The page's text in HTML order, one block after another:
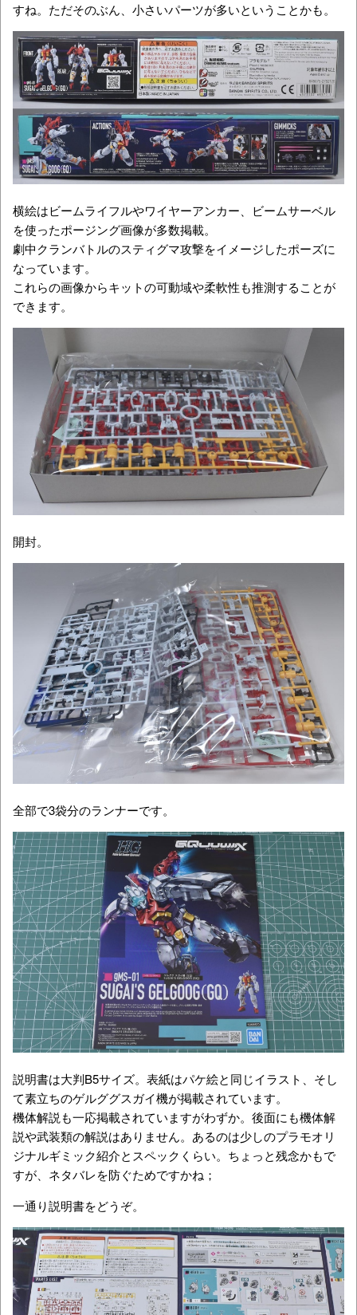
すね。ただそのぶん、小さいパーツが多いということかも。
横絵はビームライフルやワイヤーアンカー、ビームサーベル
を使ったポージング画像が多数掲載。
劇中クランバトルのスティグマ攻撃をイメージしたポーズに
なっています。
これらの画像からキットの可動域や柔軟性も推測することが
できます。
開封。
全部で3袋分のランナーです。
説明書は大判B5サイズ。表紙はパケ絵と同じイラスト、そし
て素立ちのゲルググスガイ機が掲載されています。
機体解説も一応掲載されていますがわずか。後面にも機体解
説や武装類の解説はありません。あるのは少しのプラモオリ
ジナルギミック紹介とスペックくらい。ちょっと残念かもで
すが、ネタバレを防ぐためですかね；
一通り説明書をどうぞ。